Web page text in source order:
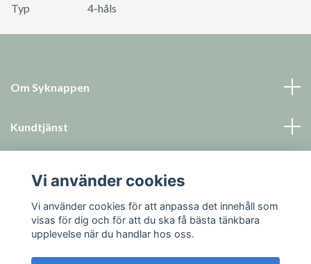
Typ
4-håls
Om Syknappen
Kundtjänst
Sociala medier
Vi använder cookies
Vi använder cookies för att anpassa det innehåll som
visas för dig och för att du ska få bästa tänkbara
upplevelse när du handlar hos oss.